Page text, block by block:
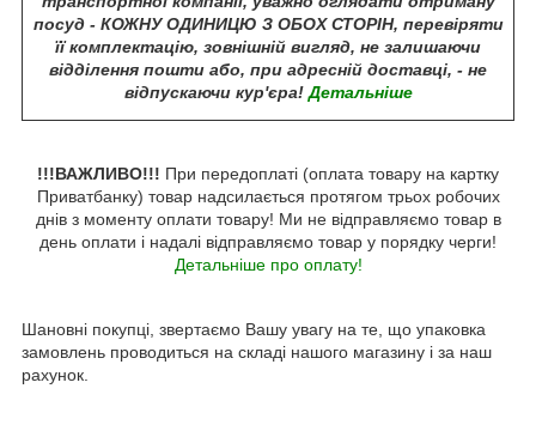
посуд - КОЖНУ ОДИНИЦЮ З ОБОХ СТОРІН, перевіряти
її комплектацію, зовнішній вигляд, не залишаючи
відділення пошти або, при адресній доставці, - не
відпускаючи кур'єра!Детальніше
!!!ВАЖЛИВО!!! При передоплаті (оплата товару на картку
Приватбанку) товар надсилається протягом трьох робочих
днів з моменту оплати товару! Ми не відправляємо товар в
день оплати і надалі відправляємо товар у порядку черги!
Детальніше про оплату!
Шановні покупці, звертаємо Вашу увагу на те, що упаковка
замовлень проводиться на складі нашого магазину і за наш
рахунок.